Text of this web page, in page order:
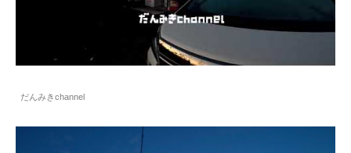
だんみきchannel